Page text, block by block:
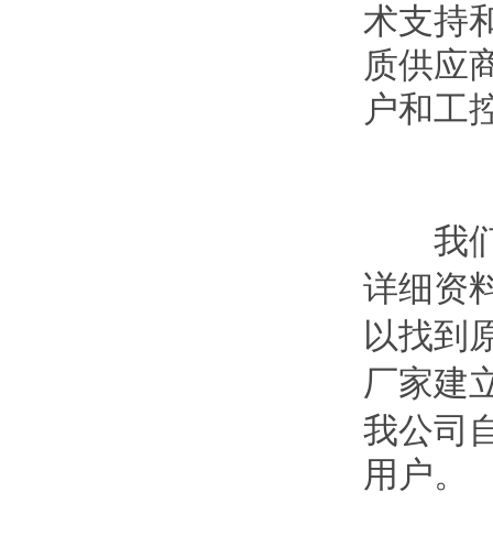
术支持
质供应
户和工
我们
详细资
以找到
厂家建
我公司
用户。